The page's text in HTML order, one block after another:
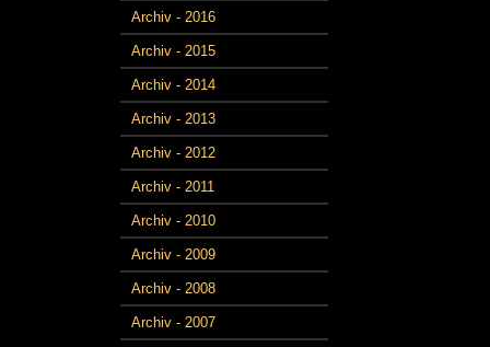
Archiv - 2016
Archiv - 2015
Archiv - 2014
Archiv - 2013
Archiv - 2012
Archiv - 2011
Archiv - 2010
Archiv - 2009
Archiv - 2008
Archiv - 2007